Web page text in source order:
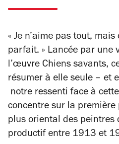
« Je n’aime pas tout,
parfait. » Lancée par une
l’œuvre Chiens savants,
résumer à elle seule – et
notre ressenti face à
concentre sur la
plus oriental des peintres
productif entre 1913 et